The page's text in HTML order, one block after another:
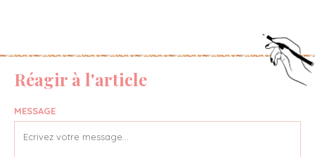
Réagir à l'article
MESSAGE